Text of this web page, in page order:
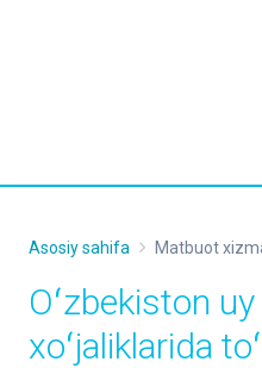
Asosiy sahifa Matbuot
Oʻzbekiston uy
xoʻjaliklarida